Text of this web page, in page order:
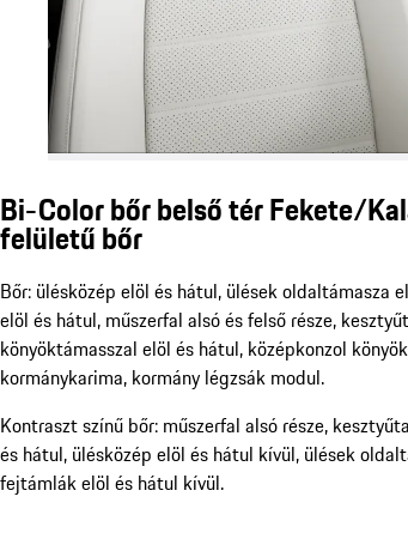
Bi-Color bőr belső tér Fekete/
felületű bőr
Bőr: ülésközép elöl és hátul, ülések oldaltámasza
elöl és hátul, műszerfal alsó és felső része,
könyöktámasszal elöl és hátul, középkonzol
kormánykarima, kormány légzsák modul.
Kontraszt színű bőr: műszerfal alsó része,
és hátul, ülésközép elöl és hátul kívül, ülések
fejtámlák elöl és hátul kívül.